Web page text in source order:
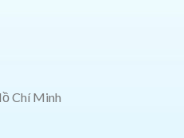
Chí Minh